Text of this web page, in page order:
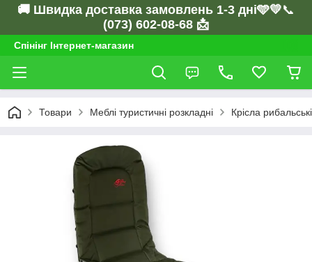
🚚 Швидка доставка замовлень 1-3 дні🩵💛📞
(073) 602-08-68 📩
Спінінг Інтернет-магазин
Товари Меблі туристичні розкладні Крісла